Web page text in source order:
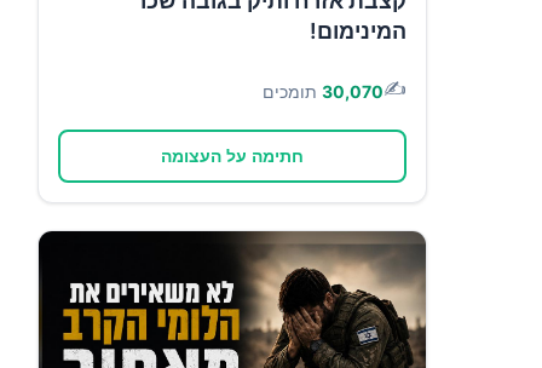
המינימום!
✍️
30,070 תומכים
חתימה על העצומה